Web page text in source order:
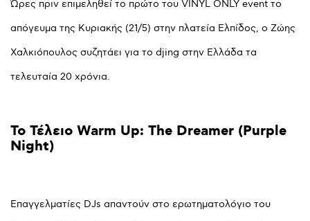
Ώρες πριν επιμεληθεί το πρώτο του VINYL ONLY event το
απόγευμα της Κυριακής (21/5) στην πλατεία Ελπίδος, ο Ζώης
Χαλκιόπουλος συζητάει για το djing στην Ελλάδα τα
τελευταία 20 χρόνια.
Το Τέλειο Warm Up: The Dreamer (Purple
Night)
Επαγγελματίες DJs απαντούν στο ερωτηματολόγιο του